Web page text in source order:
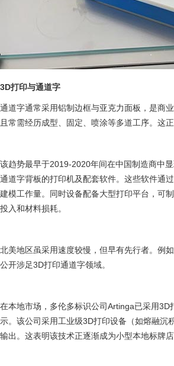
3D打印与通道字
通道字通常采用铝制边框与亚克力面板，是商
且常需经历成型、固定、喷涂等多道工序。这
该趋势最早于2019-2020年间在中国制造商中
通道字背板的打印机及配套软件。这些软件通
建模工作量。同时设备配备大型打印平台，可
投入和材料损耗。
北美地区虽采用速度较慢，但早有先行者。例
公开涉足3D打印通道字领域。
在本地市场，多伦多标识公司Artinga已采用
示。该公司采用工业级3D打印设备（如熔融沉
输出。这表明该技术正逐渐成为小型本地标牌店